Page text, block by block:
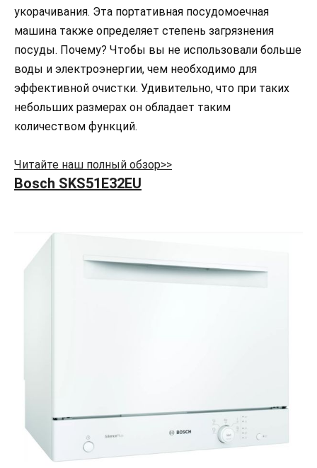
укорачивания. Эта портативная посудомоечная
машина также определяет степень загрязнения
посуды. Почему? Чтобы вы не использовали больше
воды и электроэнергии, чем необходимо для
эффективной очистки. Удивительно, что при таких
небольших размерах он обладает таким
количеством функций.
Читайте наш полный обзор>>
Bosch SKS51E32EU